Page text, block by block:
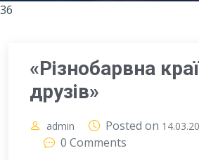
36
«Різнобарвна
друзів»
admin Posted on
0 Comments